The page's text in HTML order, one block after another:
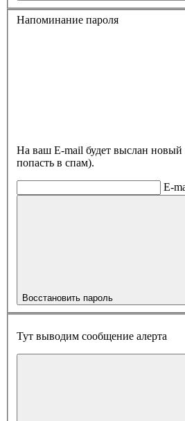
Напоминание пароля
На ваш E-mail будет выслан
попасть в спам).
E-
Восстановить пароль
Тут выводим сообщение алерта